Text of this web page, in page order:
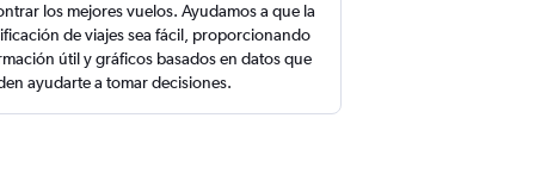
los mejores vuelos. Ayudamos a que la
de viajes sea fácil, proporcionando
útil y gráficos basados en datos que
ayudarte a tomar decisiones.